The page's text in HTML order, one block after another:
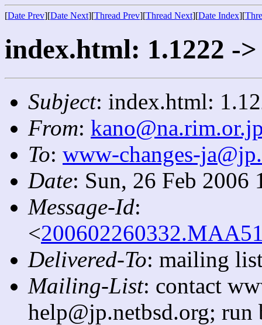
[Date Prev][Date Next][Thread Prev][Thread Next][Date Index][
index.html: 1.1222 ->
Subject: index.html:
From:
To: www-changes-
Date: Sun, 26 Feb 2006
Message-Id:
<
Delivered-To: mailing
Mailing-List: contact
help@jp.netbsd.org;